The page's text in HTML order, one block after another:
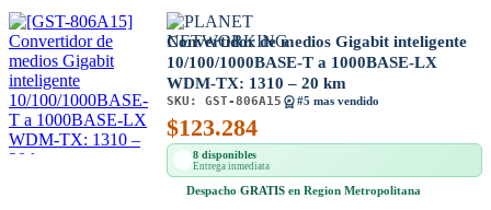
Convertidor de medios Gigabit inteligente
10/100/1000BASE-T a 1000BASE-LX
WDM-TX: 1310 – 20 km
SKU: GST-806A15 #5 mas vendido
$123.284
8 disponibles
Entrega inmediata
Despacho GRATIS en Region Metropolitana